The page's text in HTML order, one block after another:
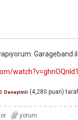
Garageband
Deneyimli (4,280 puan)